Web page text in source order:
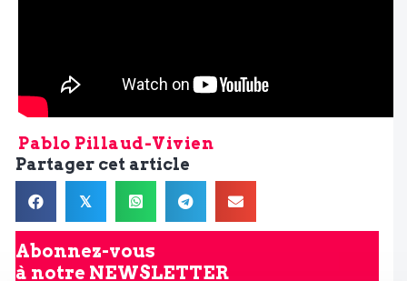
Pablo Pillaud-Vivien
Partager cet article
𝕏
Abonnez-vous
à notre NEWSLETTER